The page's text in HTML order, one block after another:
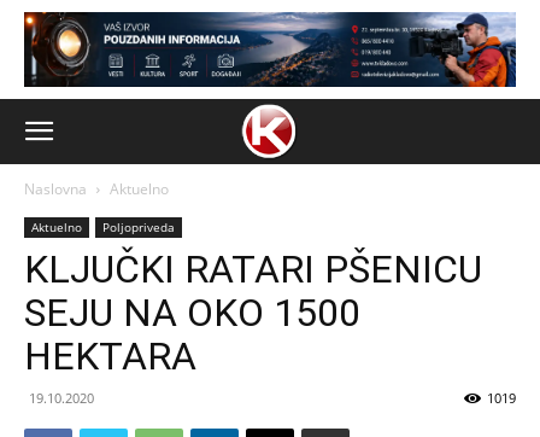
Naslovna Aktuelno
Aktuelno Poljopriveda
KLJUČKI RATARI PŠENICU
SEJU NA OKO 1500
HEKTARA
19.10.2020 1019